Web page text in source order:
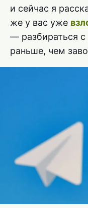
и сейчас я
же у вас уже
— разбираться
раньше, чем